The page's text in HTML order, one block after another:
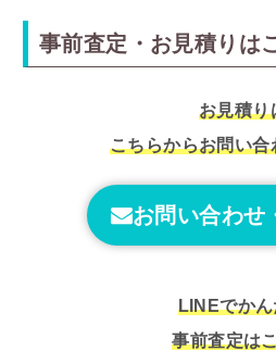
事前査定・お見積りは
お見積り
こちらからお問い合
お問い合わせ
LINEでか
事前査定は